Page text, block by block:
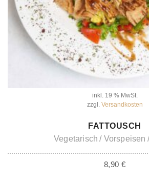
inkl. 19 % MwSt.
zzgl. Versandkosten
IN DEN WARENKORB
FATTOUSCH
Vegetarisch
Vorspeisen
8,90 €